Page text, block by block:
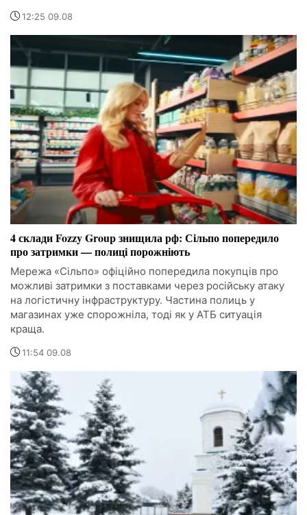
12:25 09.08
4 склади Fozzy Group знищила рф: Сільпо попередило
про затримки — полиці порожніють
Мережа «Сільпо» офіційно попередила покупців про
можливі затримки з поставками через російську атаку
на логістичну інфраструктуру. Частина полиць у
магазинах уже спорожніла, тоді як у АТБ ситуація
краща.
11:54 09.08